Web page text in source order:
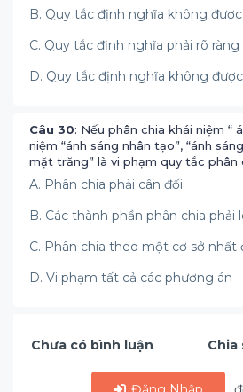
B. Quy tắc định nghĩa không
C. Quy tắc định nghĩa phải rõ
D. Quy tắc định nghĩa không
Câu 30: Nếu phân chia khái niệm “
niệm “ánh sáng nhân tạo”, “ánh
mặt trăng” là vi phạm quy tắc phân
A. Phân chia phải cân đối
B. Các thành phần phân chia phải
C. Phân chia theo một cơ sở nhất
D. Vi phạm tất cả các phương án
Chưa có bình luận Chia